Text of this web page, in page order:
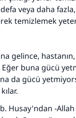
veya daha
temizlemek
gelince, hastanın,
Eğer buna gücü
da gücü
Husay'ndan -Allah